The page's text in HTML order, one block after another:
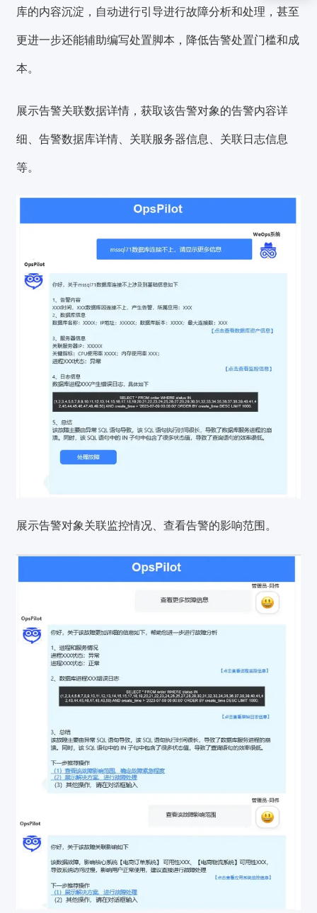
库的内容沉淀，自动进行引导进行故障分析和处理，甚至
更进一步还能辅助编写处置脚本，降低告警处置门槛和成
本。
展示告警关联数据详情，获取该告警对象的告警内容详
细、告警数据库详情、关联服务器信息、关联日志信息
等。
展示告警对象关联监控情况、查看告警的影响范围。